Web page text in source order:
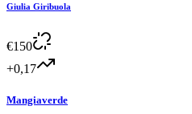
Giulia Giribuola
€150
+0,17
Mangiaverde